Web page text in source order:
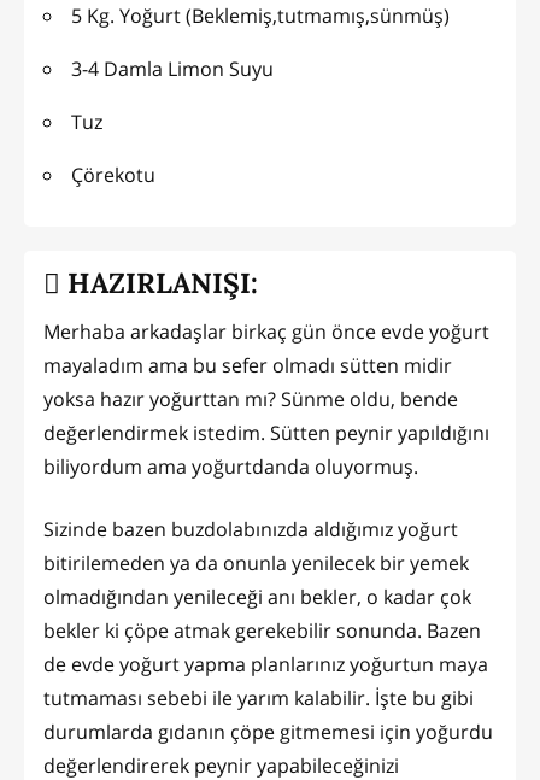
5 Kg. Yoğurt (Beklemiş,tutmamış,sünmüş)
3-4 Damla Limon Suyu
Tuz
Çörekotu
HAZIRLANIŞI:
Merhaba arkadaşlar birkaç gün önce evde yoğurt
mayaladım ama bu sefer olmadı sütten midir
yoksa hazır yoğurttan mı? Sünme oldu, bende
değerlendirmek istedim. Sütten peynir yapıldığını
biliyordum ama yoğurtdanda oluyormuş.
Sizinde bazen buzdolabınızda aldığımız yoğurt
bitirilemeden ya da onunla yenilecek bir yemek
olmadığından yenileceği anı bekler, o kadar çok
bekler ki çöpe atmak gerekebilir sonunda. Bazen
de evde yoğurt yapma planlarınız yoğurtun maya
tutmaması sebebi ile yarım kalabilir. İşte bu gibi
durumlarda gıdanın çöpe gitmemesi için yoğurdu
değerlendirerek peynir yapabileceğinizi